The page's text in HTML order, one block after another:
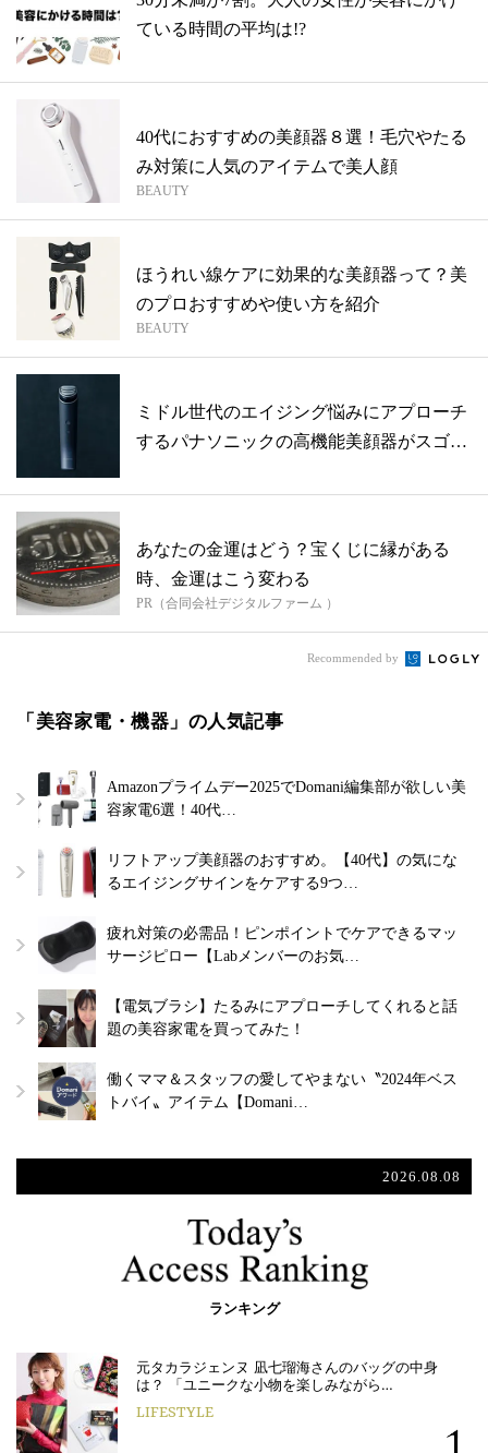
ている時間の平均は!?
40代におすすめの美顔器８選！毛穴やたる
み対策に人気のアイテムで美人顔
BEAUTY
ほうれい線ケアに効果的な美顔器って？美
のプロおすすめや使い方を紹介
BEAUTY
ミドル世代のエイジング悩みにアプローチ
するパナソニックの高機能美顔器がスゴ
あなたの金運はどう？宝くじに縁がある
時、金運はこう変わる
PR（合同会社デジタルファーム ）
Recommended by
「美容家電・機器」の人気記事
Amazonプライムデー2025でDomani編集部が欲しい美
容家電6選！40代…
リフトアップ美顔器のおすすめ。【40代】の気にな
るエイジングサインをケアする9つ…
疲れ対策の必需品！ピンポイントでケアできるマッ
サージピロー【Labメンバーのお気…
【電気ブラシ】たるみにアプローチしてくれると話
題の美容家電を買ってみた！
働くママ＆スタッフの愛してやまない〝2024年ベス
トバイ〟アイテム【Domani…
2026.08.08
ランキング
元タカラジェンヌ 凪七瑠海さんのバッグの中身
は？ 「ユニークな小物を楽しみながら…
LIFESTYLE